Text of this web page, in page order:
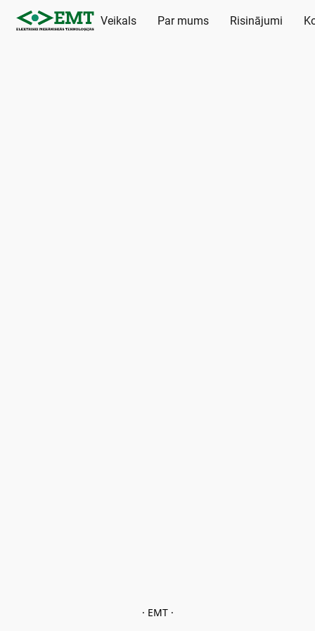
Veikals Par mums Risinājumi
· EMT ·